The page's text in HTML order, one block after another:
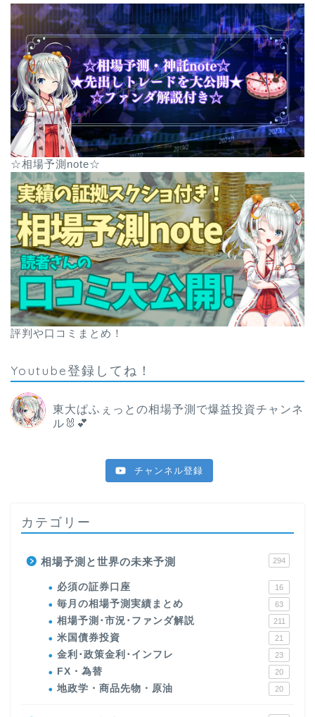
☆相場予測note☆
評判や口コミまとめ！
Youtube登録してね！
東大ぱふぇっとの相場予測で爆益投資チャンネ
ル🐰💕
チャンネル登録
カテゴリー
相場予測と世界の未来予測 294
必須の証券口座 16
毎月の相場予測実績まとめ 63
相場予測･市況･ファンダ解説 211
米国債券投資 21
金利･政策金利･インフレ 23
FX・為替 20
地政学・商品先物・原油 20